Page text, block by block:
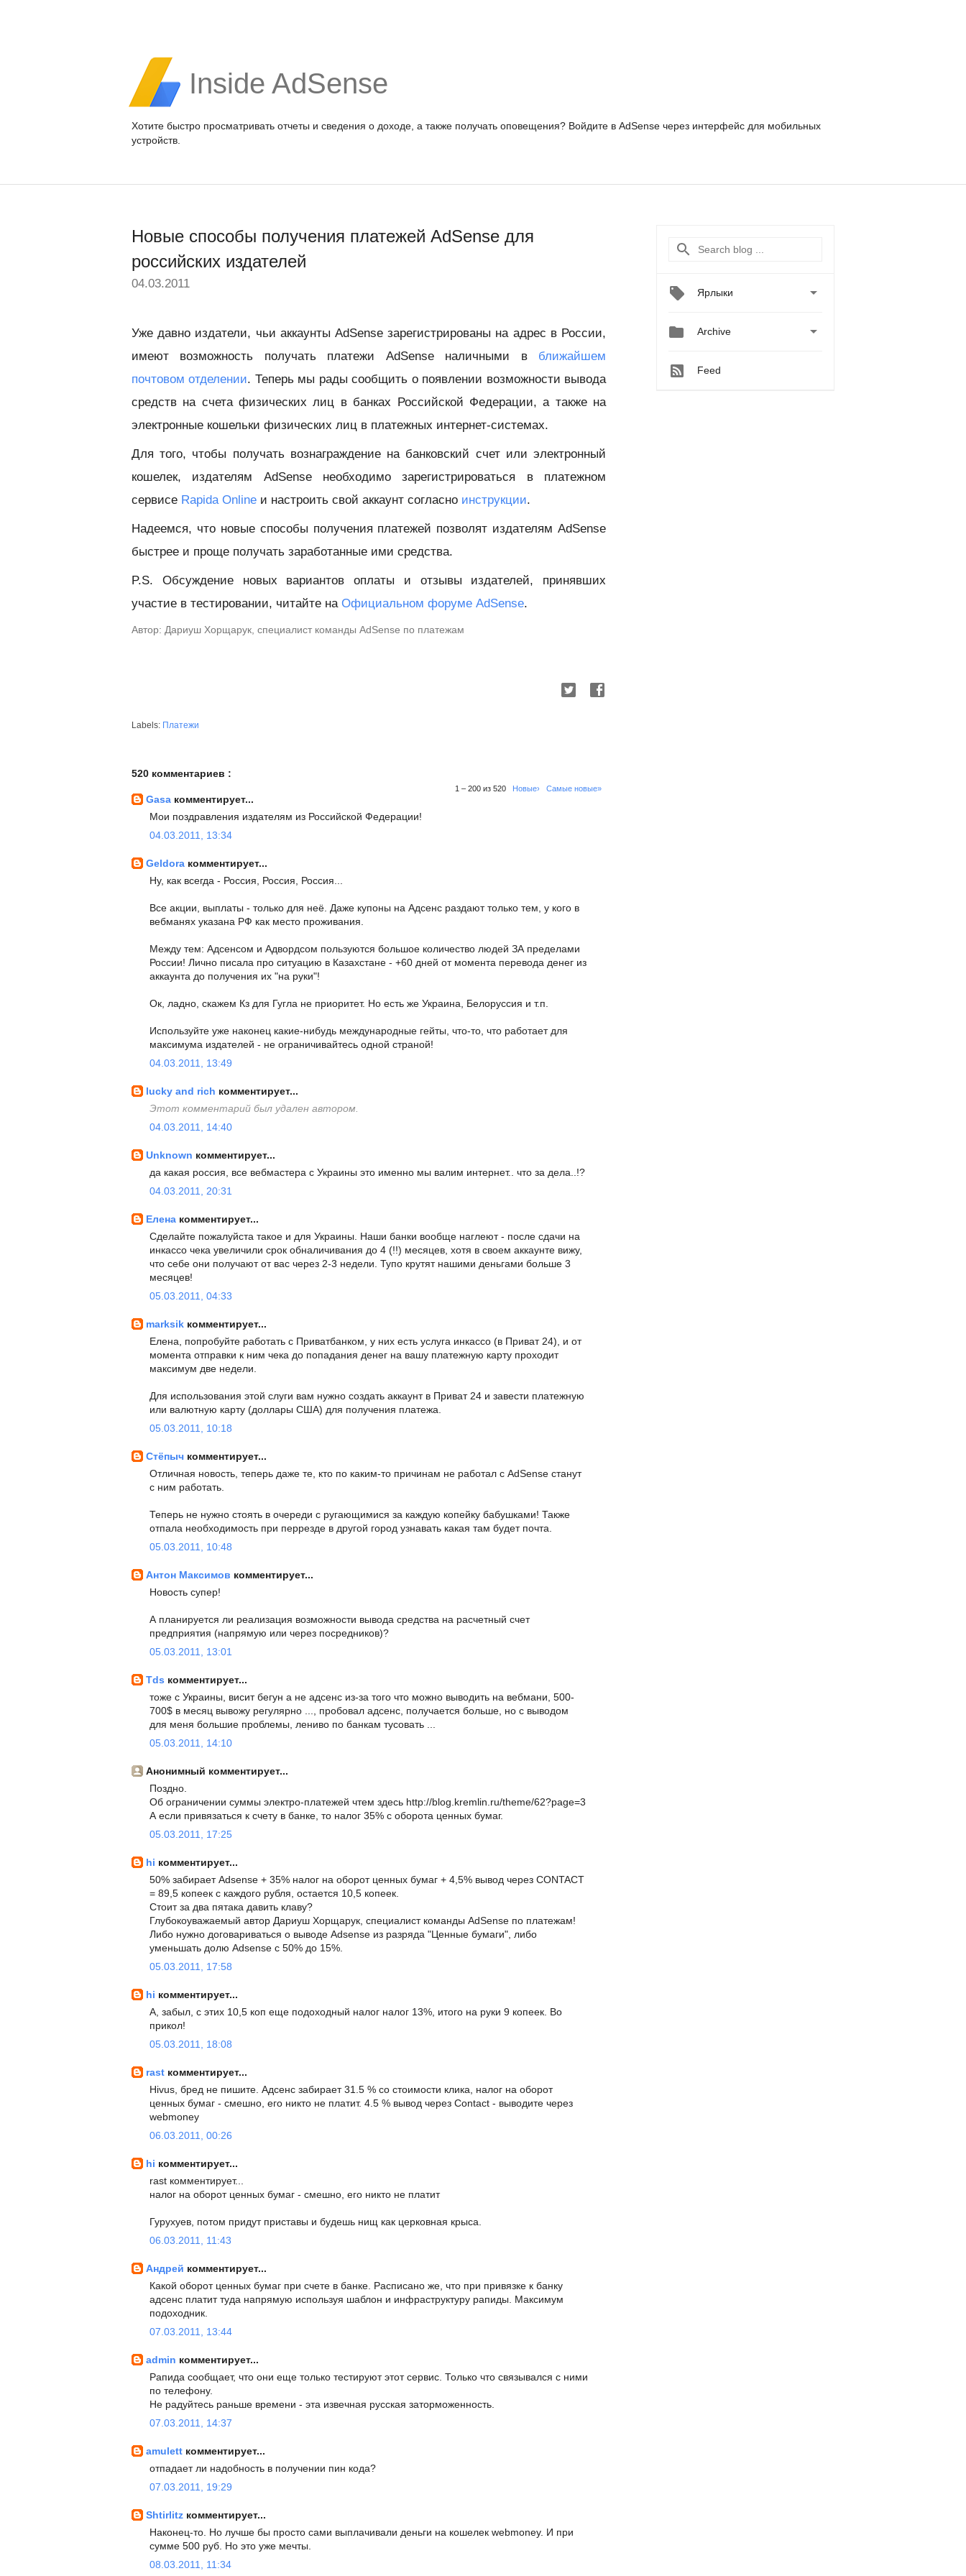
Inside AdSense
Хотите быстро просматривать отчеты и сведения о доходе, а также получать оповещения? Войдите в AdSense через интерфейс для мобильных
устройств.
Новые способы получения платежей AdSense для
российских издателей
04.03.2011
Уже давно издатели, чьи аккаунты AdSense зарегистрированы на адрес в России,
имеют возможность получать платежи AdSense наличными в ближайшем
почтовом отделении. Теперь мы рады сообщить о появлении возможности вывода
средств на счета физических лиц в банках Российской Федерации, а также на
электронные кошельки физических лиц в платежных интернет-системах.
Для того, чтобы получать вознаграждение на банковский счет или электронный
кошелек, издателям AdSense необходимо зарегистрироваться в платежном
сервисе Rapida Online и настроить свой аккаунт согласно инструкции.
Надеемся, что новые способы получения платежей позволят издателям AdSense
быстрее и проще получать заработанные ими средства.
P.S. Обсуждение новых вариантов оплаты и отзывы издателей, принявших
участие в тестировании, читайте на Официальном форуме AdSense.
Автор: Дариуш Хорщарук, специалист команды AdSense по платежам
Labels: Платежи
520 комментариев :
1 – 200 из 520 Новые› Самые новые»
Gasa комментирует...
Мои поздравления издателям из Российской Федерации!
04.03.2011, 13:34
Geldora комментирует...
Ну, как всегда - Россия, Россия, Россия...
Все акции, выплаты - только для неё. Даже купоны на Адсенс раздают только тем, у кого в
вебманях указана РФ как место проживания.
Между тем: Адсенсом и Адвордсом пользуются большое количество людей ЗА пределами
России! Лично писала про ситуацию в Казахстане - +60 дней от момента перевода денег из
аккаунта до получения их "на руки"!
Ок, ладно, скажем Кз для Гугла не приоритет. Но есть же Украина, Белоруссия и т.п.
Используйте уже наконец какие-нибудь международные гейты, что-то, что работает для
максимума издателей - не ограничивайтесь одной страной!
04.03.2011, 13:49
lucky and rich комментирует...
Этот комментарий был удален автором.
04.03.2011, 14:40
Unknown комментирует...
да какая россия, все вебмастера с Украины это именно мы валим интернет.. что за дела..!?
04.03.2011, 20:31
Елена комментирует...
Сделайте пожалуйста такое и для Украины. Наши банки вообще наглеют - после сдачи на
инкассо чека увеличили срок обналичивания до 4 (!!) месяцев, хотя в своем аккаунте вижу,
что себе они получают от вас через 2-3 недели. Тупо крутят нашими деньгами больше 3
месяцев!
05.03.2011, 04:33
marksik комментирует...
Елена, попробуйте работать с Приватбанком, у них есть услуга инкассо (в Приват 24), и от
момента отправки к ним чека до попадания денег на вашу платежную карту проходит
максимум две недели.
Для использования этой слуги вам нужно создать аккаунт в Приват 24 и завести платежную
или валютную карту (доллары США) для получения платежа.
05.03.2011, 10:18
Стёпыч комментирует...
Отличная новость, теперь даже те, кто по каким-то причинам не работал с AdSense станут
с ним работать.
Теперь не нужно стоять в очереди с ругающимися за каждую копейку бабушками! Также
отпала необходимость при перрезде в другой город узнавать какая там будет почта.
05.03.2011, 10:48
Антон Максимов комментирует...
Новость супер!
А планируется ли реализация возможности вывода средства на расчетный счет
предприятия (напрямую или через посредников)?
05.03.2011, 13:01
Tds комментирует...
тоже с Украины, висит бегун а не адсенс из-за того что можно выводить на вебмани, 500-
700$ в месяц вывожу регулярно ..., пробовал адсенс, получается больше, но с выводом
для меня большие проблемы, лениво по банкам тусовать ...
05.03.2011, 14:10
Анонимный комментирует...
Поздно.
Об ограничении суммы электро-платежей чтем здесь http://blog.kremlin.ru/theme/62?page=3
А если привязаться к счету в банке, то налог 35% с оборота ценных бумаг.
05.03.2011, 17:25
hi комментирует...
50% забирает Adsense + 35% налог на оборот ценных бумаг + 4,5% вывод через CONTACT
= 89,5 копеек с каждого рубля, остается 10,5 копеек.
Стоит за два пятака давить клаву?
Глубокоуважаемый автор Дариуш Хорщарук, специалист команды AdSense по платежам!
Либо нужно договариваться о выводе Adsense из разряда "Ценные бумаги", либо
уменьшать долю Adsense с 50% до 15%.
05.03.2011, 17:58
hi комментирует...
А, забыл, с этих 10,5 коп еще подоходный налог налог 13%, итого на руки 9 копеек. Во
прикол!
05.03.2011, 18:08
rast комментирует...
Hivus, бред не пишите. Адсенс забирает 31.5 % со стоимости клика, налог на оборот
ценных бумаг - смешно, его никто не платит. 4.5 % вывод через Contact - выводите через
webmoney
06.03.2011, 00:26
hi комментирует...
rast комментирует...
налог на оборот ценных бумаг - смешно, его никто не платит
Гурухуев, потом придут приставы и будешь нищ как церковная крыса.
06.03.2011, 11:43
Андрей комментирует...
Какой оборот ценных бумаг при счете в банке. Расписано же, что при привязке к банку
адсенс платит туда напрямую используя шаблон и инфраструктуру рапиды. Максимум
подоходник.
07.03.2011, 13:44
admin комментирует...
Рапида сообщает, что они еще только тестируют этот сервис. Только что связывался с ними
по телефону.
Не радуйтесь раньше времени - эта извечная русская заторможенность.
07.03.2011, 14:37
amulett комментирует...
отпадает ли надобность в получении пин кода?
07.03.2011, 19:29
Shtirlitz комментирует...
Наконец-то. Но лучше бы просто сами выплачивали деньги на кошелек webmoney. И при
сумме 500 руб. Но это уже мечты.
08.03.2011, 11:34
Ярлыки 
 Archive 
Feed